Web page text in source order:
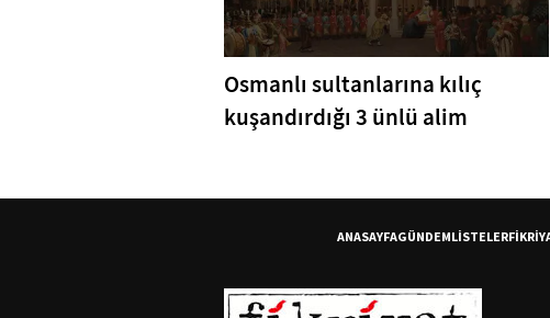
Osmanlı sultanlarına kılıç
kuşandırdığı 3 ünlü alim
ANASAYFAGÜNDEMLİSTELER